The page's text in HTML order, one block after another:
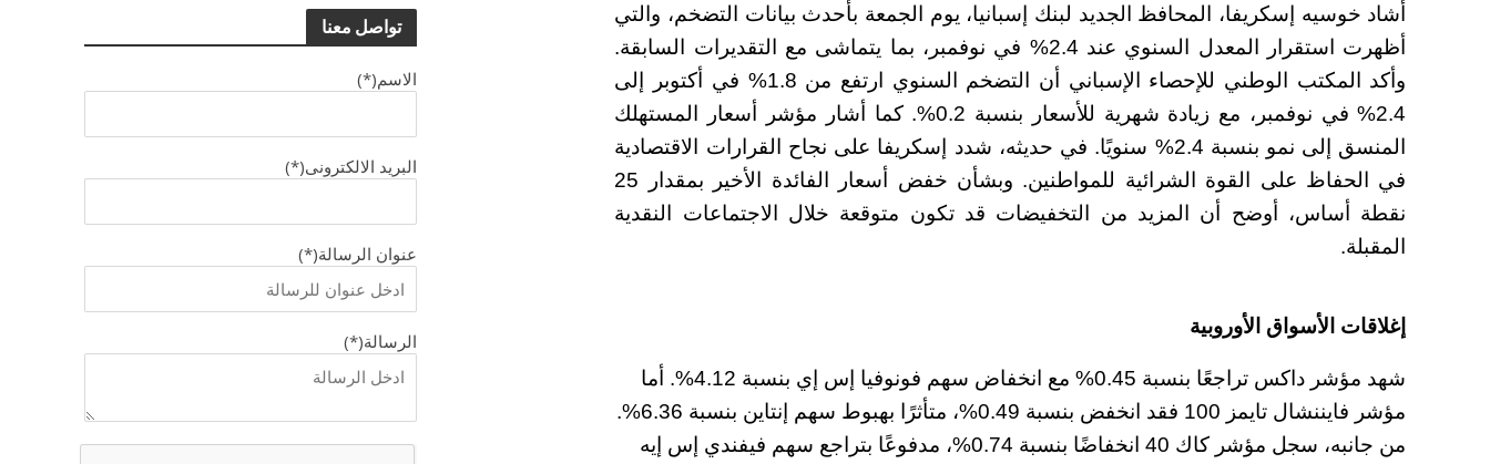
تواصل معنا
الاسم(*)
البريد الالكترونى(*)
عنوان الرسالة(*)
الرسالة(*)
أشاد خوسيه إسكريفا، المحافظ الجديد لبنك إسبانيا، يوم الجمعة بأحدث بيانات التضخم، والتي
أظهرت استقرار المعدل السنوي عند 2.4% في نوفمبر، بما يتماشى مع التقديرات السابقة.
وأكد المكتب الوطني للإحصاء الإسباني أن التضخم السنوي ارتفع من 1.8% في أكتوبر إلى
2.4% في نوفمبر، مع زيادة شهرية للأسعار بنسبة 0.2%. كما أشار مؤشر أسعار المستهلك
المنسق إلى نمو بنسبة 2.4% سنويًا. في حديثه، شدد إسكريفا على نجاح القرارات الاقتصادية
في الحفاظ على القوة الشرائية للمواطنين. وبشأن خفض أسعار الفائدة الأخير بمقدار 25
نقطة أساس، أوضح أن المزيد من التخفيضات قد تكون متوقعة خلال الاجتماعات النقدية
المقبلة.
إغلاقات الأسواق الأوروبية
شهد مؤشر داكس تراجعًا بنسبة 0.45% مع انخفاض سهم فونوفيا إس إي بنسبة 4.12%. أما
مؤشر فايننشال تايمز 100 فقد انخفض بنسبة 0.49%، متأثرًا بهبوط سهم إنتاين بنسبة 6.36%.
من جانبه، سجل مؤشر كاك 40 انخفاضًا بنسبة 0.74%، مدفوعًا بتراجع سهم فيفندي إس إيه